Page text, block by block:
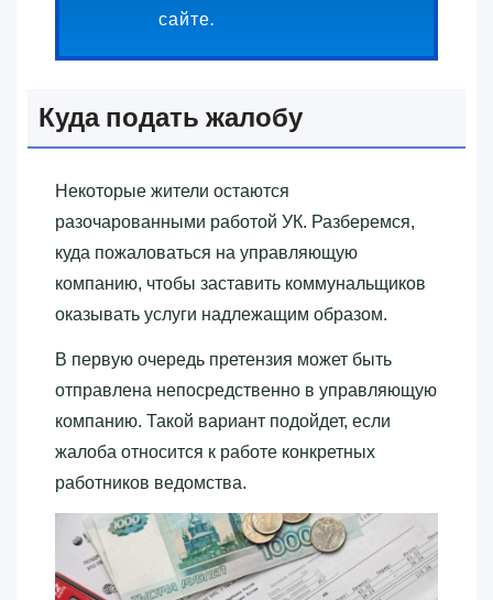
сайте.
Куда подать жалобу
Некоторые жители остаются
разочарованными работой УК. Разберемся,
куда пожаловаться на управляющую
компанию, чтобы заставить коммунальщиков
оказывать услуги надлежащим образом.
В первую очередь претензия может быть
отправлена непосредственно в управляющую
компанию. Такой вариант подойдет, если
жалоба относится к работе конкретных
работников ведомства.